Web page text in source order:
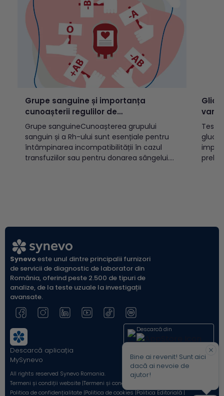
Grupe sanguine și importanța
cunoașterii regulilor de
incompatibilitate
Grupe sanguineCunoașterea grupului
sanguin și a Rh-ului sunt esențiale pentru
întâmpinarea incompatibilității în cazul
transfuziilor sau pentru donarea sângelui.
Synevoeste unul dintre principalii furnizori
de servicii de diagnostic de laborator din
România, oferind peste 2.500 de tipuri de
analize, de la teste uzuale la investigații
avansate.
Descarcă aplicația
MySynevo
Descarcă din
All rights reserved Synevo Romania.
Termeni și condiții website |Termeni și condiții Shop Online |
Politica de confidențialitate |Politica de cookies |Politica Editorială |
Bine ai revenit! Sunt aici
dacă ai nevoie de
ajutor!